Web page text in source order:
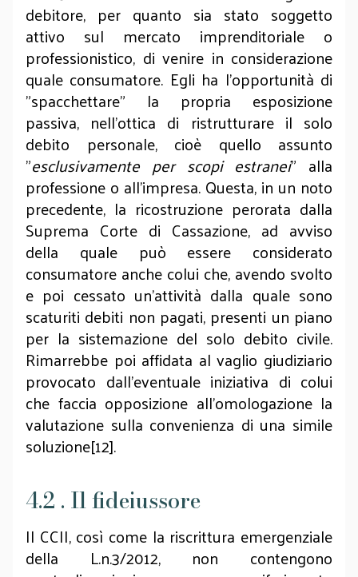
debitore, per quanto sia stato soggetto
attivo sul mercato imprenditoriale o
professionistico, di venire in considerazione
quale consumatore. Egli ha l’opportunità di
"spacchettare" la propria esposizione
passiva, nell’ottica di ristrutturare il solo
debito personale, cioè quello assunto
"esclusivamente per scopi estranei" alla
professione o all’impresa. Questa, in un noto
precedente, la ricostruzione perorata dalla
Suprema Corte di Cassazione, ad avviso
della quale può essere considerato
consumatore anche colui che, avendo svolto
e poi cessato un'attività dalla quale sono
scaturiti debiti non pagati, presenti un piano
per la sistemazione del solo debito civile.
Rimarrebbe poi affidata al vaglio giudiziario
provocato dall'eventuale iniziativa di colui
che faccia opposizione all'omologazione la
valutazione sulla convenienza di una simile
soluzione[12].
4.2 . Il fideiussore
Il CCII, così come la riscrittura emergenziale
della L.n.3/2012, non contengono